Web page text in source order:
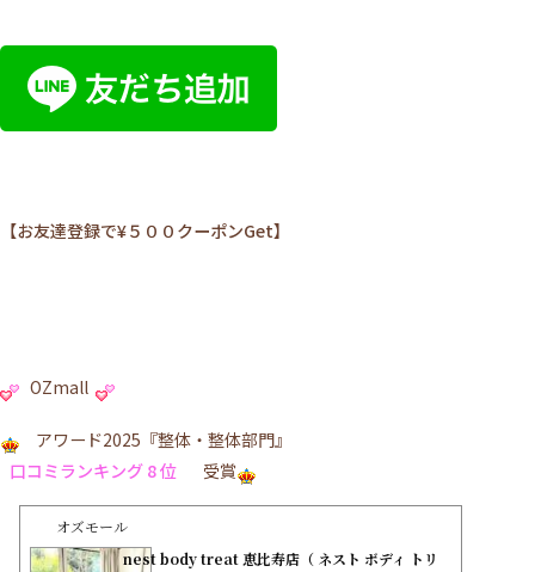
【お友達登録で¥５００クーポンGet】
OZmall
アワード2025『整体・整体部門』
口コミランキング 8 位
受賞
オズモール
nest body treat 恵比寿店（ ネスト ボディ トリ